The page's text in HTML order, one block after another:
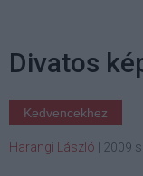
Divatos
Kedvencekhez
Harangi László 2009